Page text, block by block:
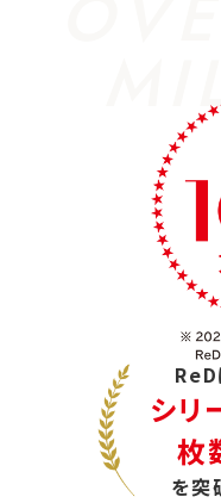
ReD
シリ
枚
を突